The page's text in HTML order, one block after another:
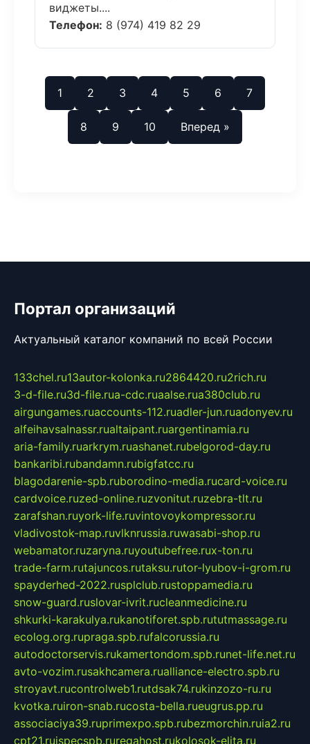
виджеты....
Телефон: 8 (974) 419 82 29
1 2 3 4 5 6 7
8 9 10 Вперед »
Портал организаций
Актуальный каталог компаний по всей России
133chel.ru13autor-kolonka.ru2864420.ru2rich.ru
3-d-file.ru3d-file.rua-cdc.ruaalse.rua380club.ru
airgungames.ruaccounts-112.ruadler-jun.ruadonyev.ru
alfeihavsalnassr.rualtaipant.ruargentinamia.ru
aria-family.ruarkrym.ruashanet.rubelgorod-day.ru
bankaribi.rubandamn.rubigfatcc.ru
blagodarenie-spb.ruborodino-media.rucard-voice.ru
cardvoice.ruzed-online.ruzvonitut.ruzebra-tlt.ru
zarafshan.ruyork-life.ruvintovoykompressor.ru
vladivostok-map.ruvlknrussia.ruwasabi-shop.ru
webamator.ruzaryna.ruyoutubefree.rux-ton.ru
trade-farm.rutajuncos.rutaksu.rutor-lyubov-i-grom.ru
spayderhed-2022.rusplclub.rustoppamedia.ru
snow-guard.ruslovar-ivrit.rucleanmedicine.ru
shkurki-karakulya.rukanotiforet.spb.rututmassage.ru
ecolog.org.rupraga.spb.rufalcorussia.ru
autodoctorservis.rukamertondom.spb.runet-life.net.ru
avto-vozim.rusakhcamera.rualliance-electro.spb.ru
stroyavt.rucontrolweb1.rutdsak74.rukinzozo-ru.ru
kvotka.ruiron-snab.rucosta-bella.rueugrus.pp.ru
associaciya39.ruprimexpo.spb.rubezmorchin.ruia2.ru
cpt21.ruispecspb.ruregahost.rukolosok-elita.ru